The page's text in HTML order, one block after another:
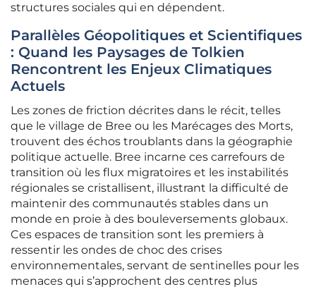
structures sociales qui en dépendent.
Parallèles Géopolitiques et Scientifiques
: Quand les Paysages de Tolkien
Rencontrent les Enjeux Climatiques
Actuels
Les zones de friction décrites dans le récit, telles
que le village de Bree ou les Marécages des Morts,
trouvent des échos troublants dans la géographie
politique actuelle. Bree incarne ces carrefours de
transition où les flux migratoires et les instabilités
régionales se cristallisent, illustrant la difficulté de
maintenir des communautés stables dans un
monde en proie à des bouleversements globaux.
Ces espaces de transition sont les premiers à
ressentir les ondes de choc des crises
environnementales, servant de sentinelles pour les
menaces qui s’approchent des centres plus